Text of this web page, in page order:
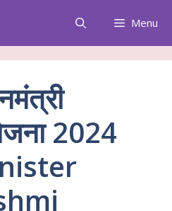
Menu
2024